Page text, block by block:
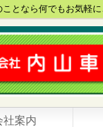
なら何でもお気軽に
社案内